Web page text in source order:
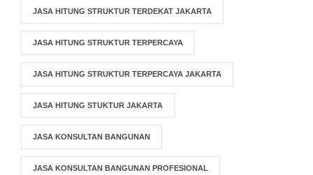
JASA HITUNG STRUKTUR TERDEKAT JAKARTA
JASA HITUNG STRUKTUR TERPERCAYA
JASA HITUNG STRUKTUR TERPERCAYA JAKARTA
JASA HITUNG STUKTUR JAKARTA
JASA KONSULTAN BANGUNAN
JASA KONSULTAN BANGUNAN PROFESIONAL